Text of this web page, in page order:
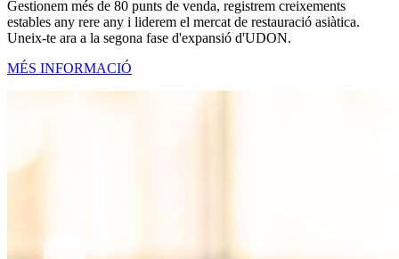
Gestionem més de 80 punts de venda, registrem creixements
estables any rere any i liderem el mercat de restauració asiàtica.
Uneix-te ara a la segona fase d'expansió d'UDON.
MÉS INFORMACIÓ